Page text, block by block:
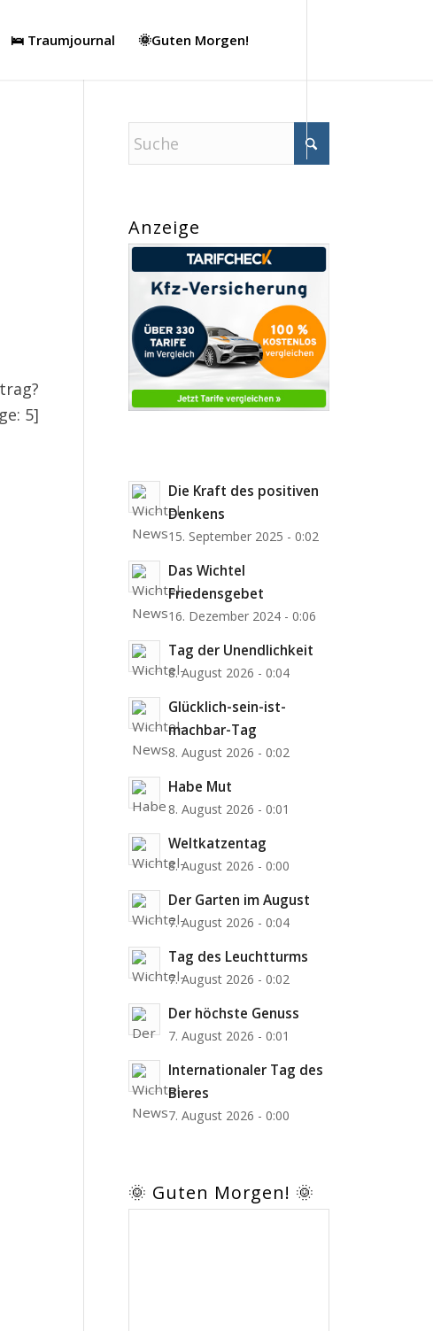
🛌 Traumjournal 🌞Guten Morgen!
5]
Anzeige
Die Kraft des positiven
Denkens
15. September 2025 - 0:02
Das Wichtel
Friedensgebet
16. Dezember 2024 - 0:06
Tag der Unendlichkeit
8. August 2026 - 0:04
Glücklich-sein-ist-
machbar-Tag
8. August 2026 - 0:02
Habe Mut
8. August 2026 - 0:01
Weltkatzentag
8. August 2026 - 0:00
Der Garten im August
7. August 2026 - 0:04
Tag des Leuchtturms
7. August 2026 - 0:02
Der höchste Genuss
7. August 2026 - 0:01
Internationaler Tag des
Bieres
7. August 2026 - 0:00
🌞 Guten Morgen! 🌞